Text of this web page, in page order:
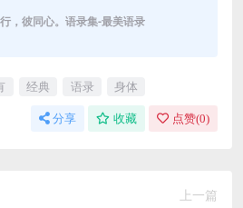
，彼同心。语录集-最美语录
经典 语录 身体
分享 收藏 点赞(0)
上一篇